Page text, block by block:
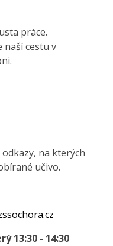
práce.
naší cestu v
na kterých
učivo.
13:30 - 14:30